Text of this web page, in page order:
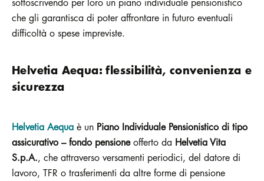
che gli garantisca di poter affrontare in futuro eventuali
difficoltà o spese impreviste.
Helvetia Aequa: flessibilità, convenienza e
sicurezza
Helvetia Aequa è un Piano Individuale Pensionistico di tipo
assicurativo – fondo pensioneofferto da Helvetia Vita
S.p.A., che attraverso versamenti periodici, del datore di
lavoro, TFR o trasferimenti da altre forme di pensione